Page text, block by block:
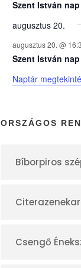
y
e
k
n
a
á
Szent István nap
augusztus 20.
augusztus 20. @
Szent István nap
Naptár
ORSZÁGOS
Bíborpiros
Csengő